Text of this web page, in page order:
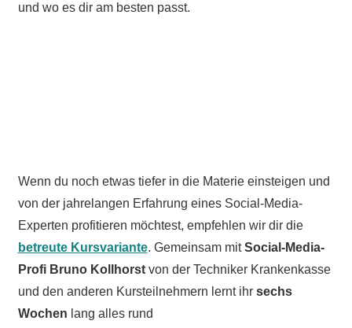
und wo es dir am besten passt.
Wenn du noch etwas tiefer in die Materie einsteigen und
von der jahrelangen Erfahrung eines Social-Media-
Experten profitieren möchtest, empfehlen wir dir die
betreute Kursvariante. Gemeinsam mitSocial-Media-
Profi Bruno Kollhorstvon der Techniker Krankenkasse
und den anderen Kursteilnehmern lernt ihr sechs
Wochen lang alles rund